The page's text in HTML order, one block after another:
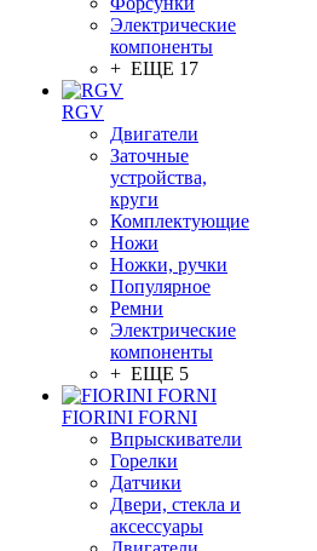
Электрические
компоненты
+ ЕЩЕ 17
RGV
Двигатели
Заточные
устройства,
круги
Комплектующие
Ножи
Ножки, ручки
Популярное
Ремни
Электрические
компоненты
+ ЕЩЕ 5
FIORINI FORNI
Впрыскиватели
Горелки
Датчики
Двери, стекла и
аксессуары